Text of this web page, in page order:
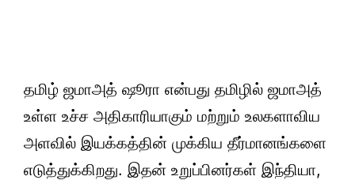
தமிழ் ஜமாஅத் ஷூரா என்பது தமிழில் ஜமாஅத்
உள்ள உச்ச அதிகாரியாகும் மற்றும் உலகளாவிய
அளவில் இயக்கத்தின் முக்கிய தீர்மானங்களை
எடுத்துக்கிறது. இதன் உறுப்பினர்கள் இந்தியா,